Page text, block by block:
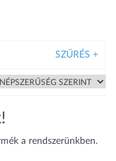
SZŰRÉS +
a rendszerünkben.